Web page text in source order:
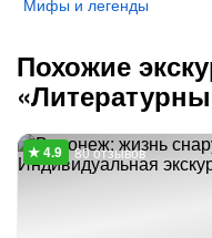
Мифы и легенды
Похожие
80 отзывов